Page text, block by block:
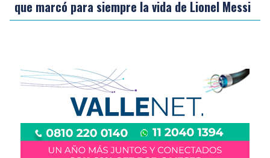
que marcó para siempre la vida de Lionel Messi